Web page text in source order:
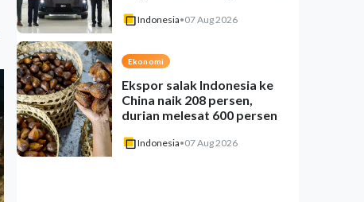
Indonesia•07 Aug 2026
Ekonomi
Ekspor salak Indonesia ke
China naik 208 persen,
durian melesat 600 persen
Indonesia•07 Aug 2026